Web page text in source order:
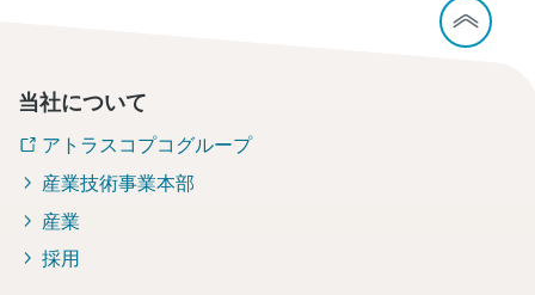
当社について
アトラスコプコグループ
産業技術事業本部
産業
採用